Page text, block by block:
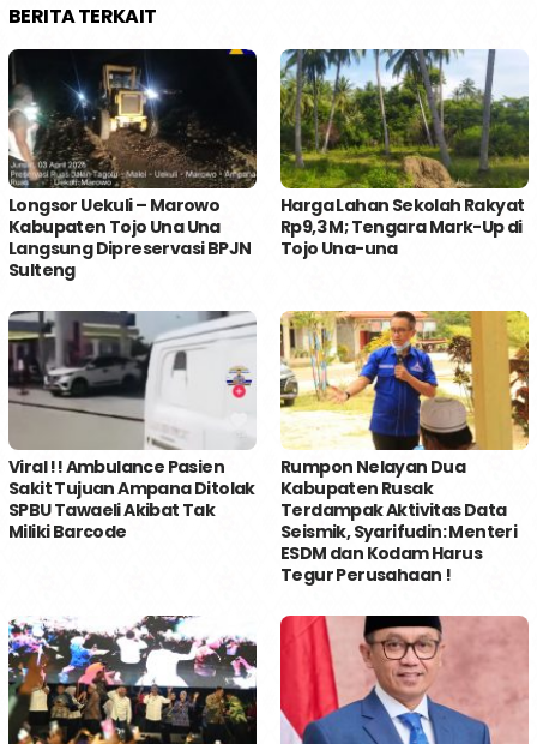
BERITA TERKAIT
Longsor Uekuli – Marowo
Kabupaten Tojo Una Una
Langsung Dipreservasi BPJN
Sulteng
Harga Lahan Sekolah Rakyat
Rp9,3 M; Tengara Mark-Up di
Tojo Una-una
Viral !! Ambulance Pasien
Sakit Tujuan Ampana Ditolak
SPBU Tawaeli Akibat Tak
Miliki Barcode
Rumpon Nelayan Dua
Kabupaten Rusak
Terdampak Aktivitas Data
Seismik, Syarifudin: Menteri
ESDM dan Kodam Harus
Tegur Perusahaan !